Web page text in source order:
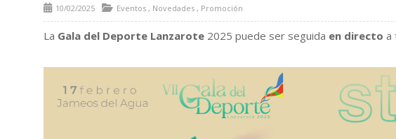
10/02/2025 Eventos , Novedades , Promoción
La Gala del Deporte Lanzarote 2025 puede ser seguida en directo a